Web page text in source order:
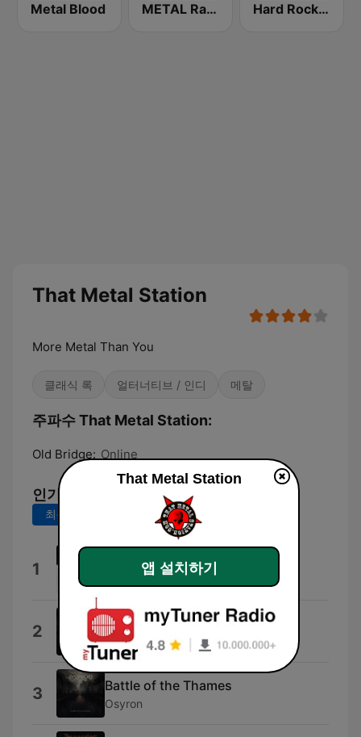
Metal Blood METAL Radio Hard Rock Heaven
That Metal Station
More Metal Than You
클래식 록 얼터너티브 / 인디 메탈
주파수 That Metal Station:
Old Bridge: Online
인기 곡
최근 7일 최근 30일
1 Glass City
Damien
2 The Ones Below
Osyron
3 Battle of the Thames
Osyron
That Metal Station
앱 설치하기